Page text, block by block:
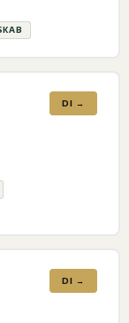
DI →
DI →